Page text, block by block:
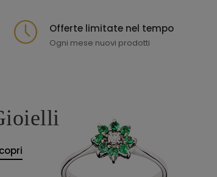
Offerte limitate nel tempo
Ogni mese nuovi prodotti